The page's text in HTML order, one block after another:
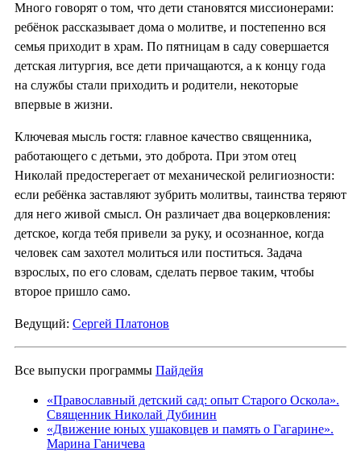
Много говорят о том, что дети становятся миссионерами:
ребёнок рассказывает дома о молитве, и постепенно вся
семья приходит в храм. По пятницам в саду совершается
детская литургия, все дети причащаются, а к концу года
на службы стали приходить и родители, некоторые
впервые в жизни.
Ключевая мысль гостя: главное качество священника,
работающего с детьми, это доброта. При этом отец
Николай предостерегает от механической религиозности:
если ребёнка заставляют зубрить молитвы, таинства теряют
для него живой смысл. Он различает два воцерковления:
детское, когда тебя привели за руку, и осознанное, когда
человек сам захотел молиться или поститься. Задача
взрослых, по его словам, сделать первое таким, чтобы
второе пришло само.
Ведущий: Сергей Платонов
Все выпуски программы Пайдейя
«Православный детский сад: опыт Старого Оскола».
Священник Николай Дубинин
«Движение юных ушаковцев и память о Гагарине».
Марина Ганичева